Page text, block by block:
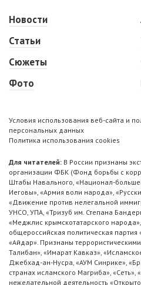
Новости
Статьи
Сюжеты
Фото
Условия использования веб-сайта и
персональных данных
Политика использования cookies
Для читателей: В России признаны
организации ФБК (Фонд борьбы с
Штабы Навального, «Национал-
Иеговы», «Армия воли народа»,
«Движение против нелегальной
УНСО, УПА, «Тризуб им. Степана
«Меджлис крымскотатарского
общероссийская политическая партия
«Айдар». Признаны
Талибан», «Имарат Кавказ»,
Джебхад-ан-Нусра, «АУМ Синрике»,
странах исламского Магриба»,
нежелательной деятельность